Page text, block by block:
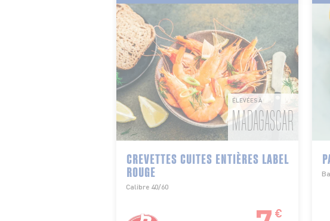
ÉLEVÉES À
MADAGASCAR
CREVETTES CUITES ENTIÈRES LABEL
ROUGE
Calibre 40/60
€